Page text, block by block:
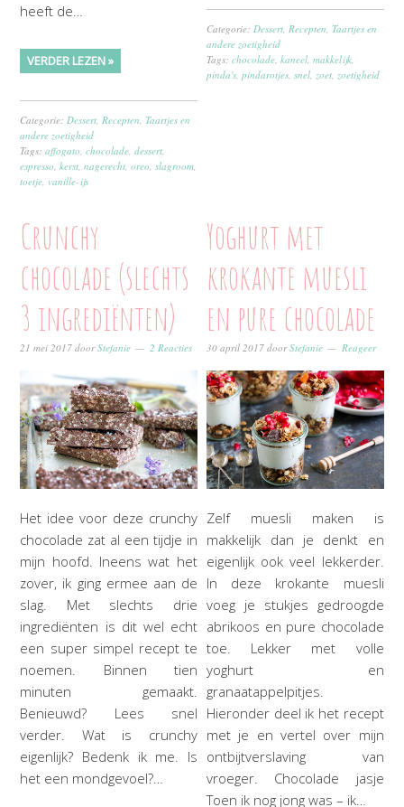
heeft de…
VERDER LEZEN »
Categorie: Dessert Recepten ,Taartjes en
andere zoetigheid
Tags:affogato ,chocolade ,dessert
espresso ,kerst ,nagerecht ,oreo ,slagroom
toetje vanille-ijs
Categorie: Dessert Recepten ,Taartjes en
andere zoetigheid
Tags:chocolade ,kaneel ,makkelijk
pinda's ,pindarotjes ,snel zoet zoetigheid
Crunchy
chocolade (slechts
3 ingrediënten)
21 mei 2017 doorStefanie 2 Reacties
Het idee voor deze crunchy
chocolade zat al een tijdje in
mijn hoofd. Ineens wat het
zover, ik ging ermee aan de
slag. Met slechts drie
ingrediënten is dit wel echt
een super simpel recept te
noemen. Binnen tien
minuten gemaakt.
Benieuwd? Lees snel
verder. Wat is crunchy
eigenlijk? Bedenk ik me. Is
het een mondgevoel?…
Yoghurt met
krokante muesli
en pure chocolade
30 april 2017 doorStefanie Reageer
Zelf muesli maken is
makkelijk dan je denkt en
eigenlijk ook veel lekkerder.
In deze krokante muesli
voeg je stukjes gedroogde
abrikoos en pure chocolade
toe. Lekker met volle
yoghurt en
granaatappelpitjes.
Hieronder deel ik het recept
met je en vertel over mijn
ontbijtverslaving van
vroeger. Chocolade jasje
Toen ik nog jong was – ik…